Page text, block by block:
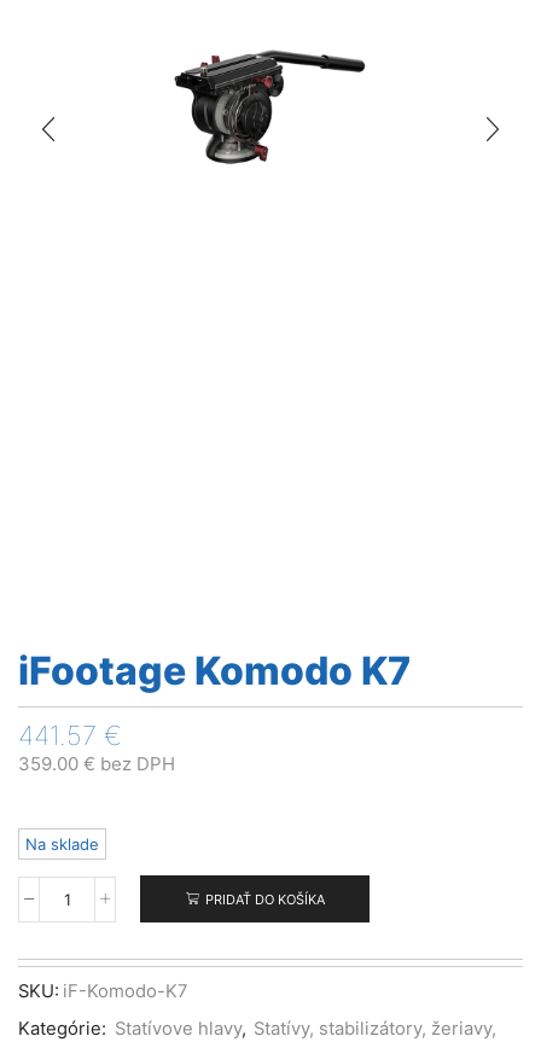
iFootage Komodo K7
441.57 €
359.00 € bez DPH
Na sklade
množstvo
Komodo
K7
PRIDAŤ DO KOŠÍKA
SKU: iF-Komodo-K7
Kategórie: Statívove hlavy, Statívy, stabilizátory, žeriavy,